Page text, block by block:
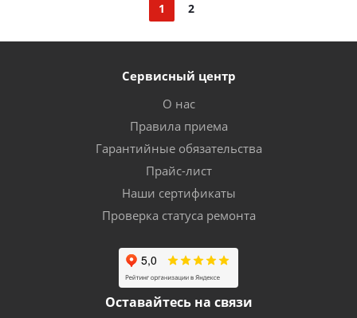
1 2
Сервисный центр
О нас
Правила приема
Гарантийные обязательства
Прайс-лист
Наши сертификаты
Проверка статуса ремонта
Оставайтесь на связи